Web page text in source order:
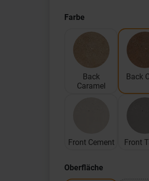
Farbe
Back
Caramel
Back
Front Cement Front
Oberfläche